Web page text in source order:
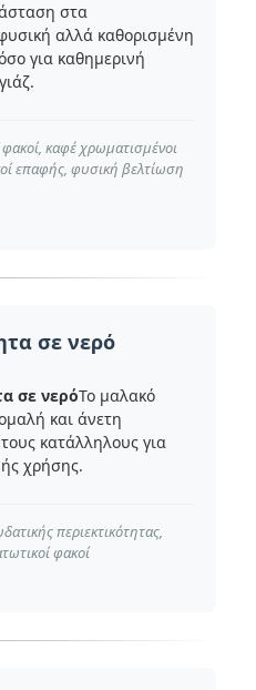
στα
αλλά καθορισμένη
για καθημερινή
φακοί, καφέ χρωματισμένοι
επαφής, φυσική βελτίωση
σε νερό
σε νερόΤο μαλακό
και άνετη
κατάλληλους για
χρήσης.
περιεκτικότητας,
φακοί